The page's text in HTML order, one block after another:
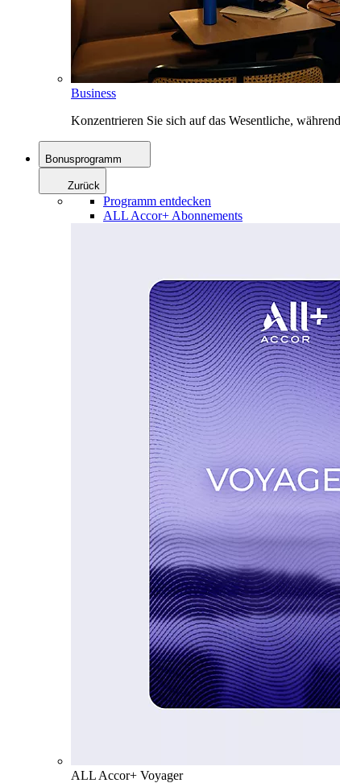
Business
Konzentrieren Sie sich auf das Wesentliche,
Bonusprogramm
Zurück
Programm entdecken
ALL Accor+ Abonnements
ALL Accor+ Voyager